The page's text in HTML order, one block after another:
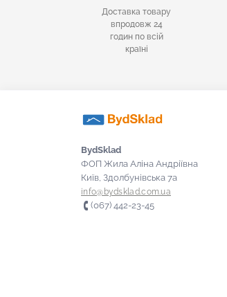
Доставка товару
впродовж 24
годин по всій
країні
BydSklad
ФОП Жила Аліна Андріївна
Київ, Здолбунівська 7а
info@bydsklad.com.ua
(067) 442-23-45